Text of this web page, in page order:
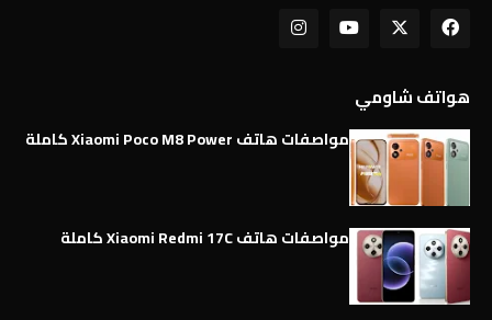
هواتف شاومي
مواصفات هاتف Xiaomi Poco M8 Power كاملة
مواصفات هاتف Xiaomi Redmi 17C كاملة